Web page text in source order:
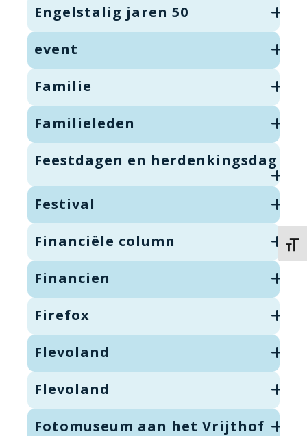
Engelstalig jaren 50
event
Familie
Familieleden
Feestdagen en herdenkingsdag
Festival
Financiële column
Financien
Firefox
Flevoland
Flevoland
Fotomuseum aan het Vrijthof